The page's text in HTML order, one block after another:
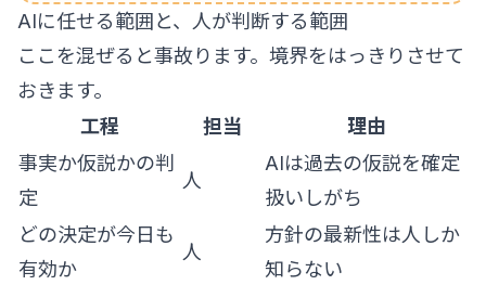
AIに任せる範囲と、人が判断する範囲
ここを混ぜると事故ります。境界をはっきりさせて
おきます。
工程
担当
理由
事実か仮説かの判
定
人
AIは過去の仮説を確定
扱いしがち
どの決定が今日も
有効か
人
方針の最新性は人しか
知らない